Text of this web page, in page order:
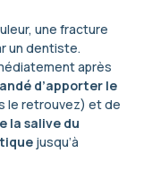
une fracture
un dentiste.
après
d’apporter le
le retrouvez) et de
la salive du
jusqu’à